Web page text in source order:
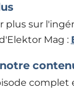
plus sur
Mag :